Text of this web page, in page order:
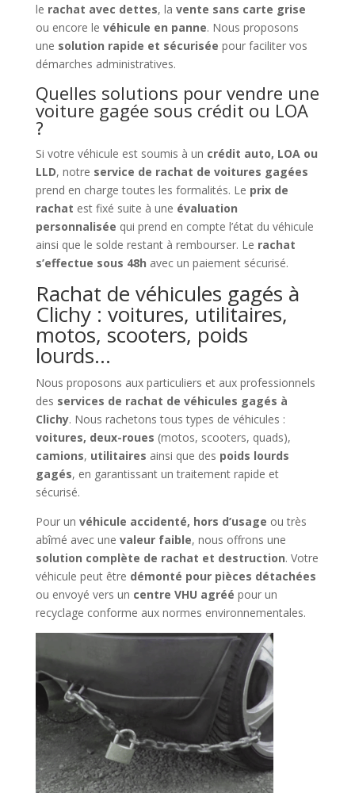
le rachat avec dettes, la vente sans carte grise
ou encore le véhicule en panne. Nous proposons
une solution rapide et sécurisée pour faciliter vos
démarches administratives.
Quelles solutions pour vendre une
voiture gagée sous crédit ou LOA
?
Si votre véhicule est soumis à un crédit auto, LOA ou
LLD, notre service de rachat de voitures gagées
prend en charge toutes les formalités. Le prix de
rachat est fixé suite à une évaluation
personnalisée qui prend en compte l’état du véhicule
ainsi que le solde restant à rembourser. Le rachat
s’effectue sous 48h avec un paiement sécurisé.
Rachat de véhicules gagés à
Clichy : voitures, utilitaires,
motos, scooters, poids
lourds…
Nous proposons aux particuliers et aux professionnels
des services de rachat de véhicules gagés à
Clichy. Nous rachetons tous types de véhicules :
voitures, deux-roues (motos, scooters, quads),
camions, utilitaires ainsi que des poids lourds
gagés, en garantissant un traitement rapide et
sécurisé.
Pour un véhicule accidenté, hors d’usage ou très
abîmé avec une valeur faible, nous offrons une
solution complète de rachat et destruction. Votre
véhicule peut être démonté pour pièces détachées
ou envoyé vers un centre VHU agréé pour un
recyclage conforme aux normes environnementales.